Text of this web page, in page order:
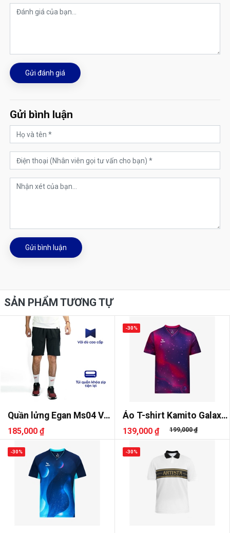
Gửi đánh giá
Gửi bình luận
Gửi bình luận
SẢN PHẨM TƯƠNG TỰ
Quần lửng Egan Ms04 Vải
dù
185,000 ₫
Áo T-shirt Kamito Galaxy
2
139,000 ₫ 199,000 ₫
-30%
-30% -30%